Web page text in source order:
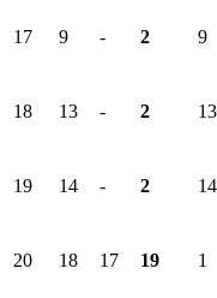
17 9 - 2 9
18 13 - 2 13
19 14 - 2 14
20 18 17 19 1